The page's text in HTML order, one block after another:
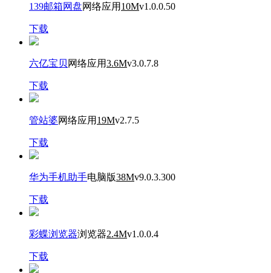
139邮箱网盘网络应用 10Mv1.0.0.50
下载
六亿宝贝 网络应用3.6Mv3.0.7.8
下载
管站婆网络应用 19Mv2.7.5
下载
华为手机助手电脑版38Mv9.0.3.300
下载
彩蝶浏览器浏览器2.4Mv1.0.0.4
下载